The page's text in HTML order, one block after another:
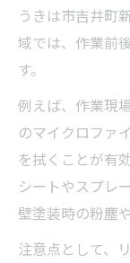
うきは市吉井町
域では、作業前
す。
例えば、作業現
のマイクロファ
を拭くことが有
シートやスプレ
壁塗装時の粉塵
注意点として、